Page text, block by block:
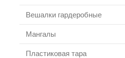
Вешалки гардеробные
Мангалы
Пластиковая тара